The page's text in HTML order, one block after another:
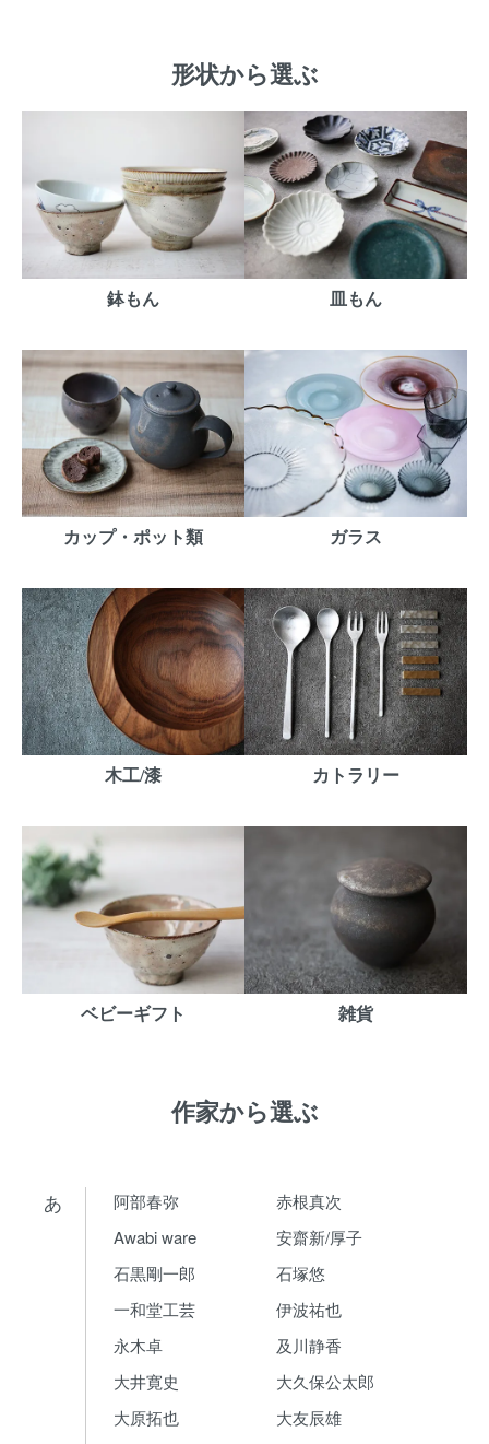
形状から選ぶ
鉢もん 皿もん
カップ・ポット類 ガラス
木工/漆 カトラリー
ベビーギフト 雑貨
作家から選ぶ
あ 阿部春弥
赤根真次
Awabi ware
安齋新/厚子
石黒剛一郎
石塚悠
一和堂工芸
伊波祐也
永木卓
及川静香
大井寛史
大久保公太郎
大原拓也
大友辰雄